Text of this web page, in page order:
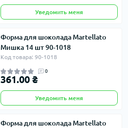
Уведомить меня
Форма для шоколада Martellato
Мишка 14 шт 90-1018
Код товара: 90-1018
0
361.00 ₴
Уведомить меня
Форма для шоколада Martellato